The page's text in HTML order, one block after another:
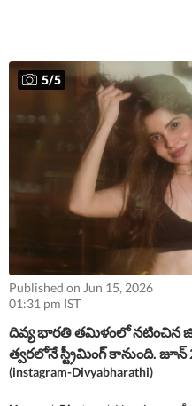
5/5
Published on Jun 15, 2026
01:31 pm IST
దివ్య భారతి తమిళంలో నటించిన
త్వరలోనే స్ట్రీమింగ్ కానుంది.
(instagram-Divyabharathi)